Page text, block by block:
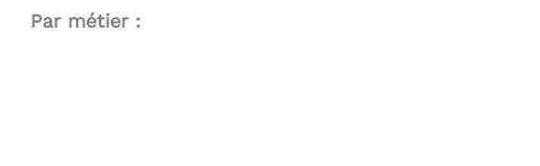
Par métier :